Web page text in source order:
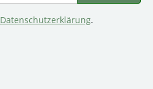
Datenschutzerklärung.